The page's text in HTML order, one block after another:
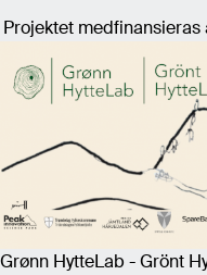
Projektet
Grønn HytteLab - Grönt